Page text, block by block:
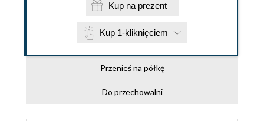
Kup na prezent
Kup 1-kliknięciem
Przenieś na półkę
Do przechowalni